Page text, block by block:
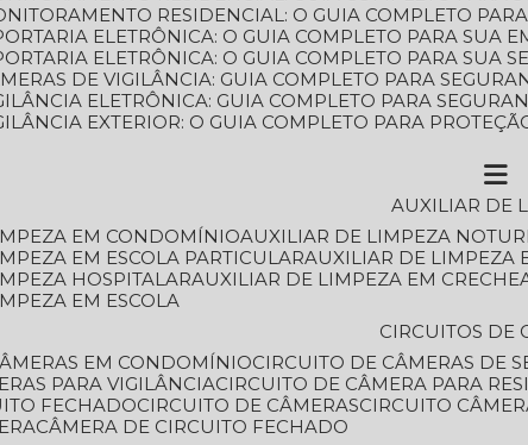
RESIDENCIAL: O GUIA COMPLETO
ELETRÔNICA: O GUIA COMPLETO PARA SUA
ELETRÔNICA: O GUIA COMPLETO PARA SUA
DE VIGILÂNCIA: GUIA COMPLETO PARA
ELETRÔNICA: GUIA COMPLETO PARA
EXTERIOR: O GUIA COMPLETO PARA
AUXILIAR DE
EM CONDOMÍNIO
AUXILIAR DE LIMPEZA
EM ESCOLA PARTICULAR
AUXILIAR DE LIMPEZA
HOSPITALAR
AUXILIAR DE LIMPEZA EM CRECHE
EM ESCOLA
CIRCUITOS DE
EM CONDOMÍNIO
CIRCUITO DE CÂMERAS DE
PARA VIGILÂNCIA
CIRCUITO DE CÂMERA PARA
FECHADO
CIRCUITO DE CÂMERAS CIRCUITO
CÂMERA DE CIRCUITO FECHADO